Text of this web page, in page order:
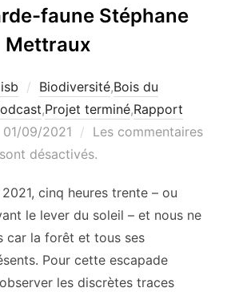
faune Stéphane
Mettraux
Biodiversité,Bois du
,Projet terminé,Rapport
Publié
le
01/09/2021
Les commentaires
sont désactivés.
cinq heures trente – ou
le lever du soleil – et nous ne
car la forêt et tous ses
Pour cette escapade
les discrètes traces